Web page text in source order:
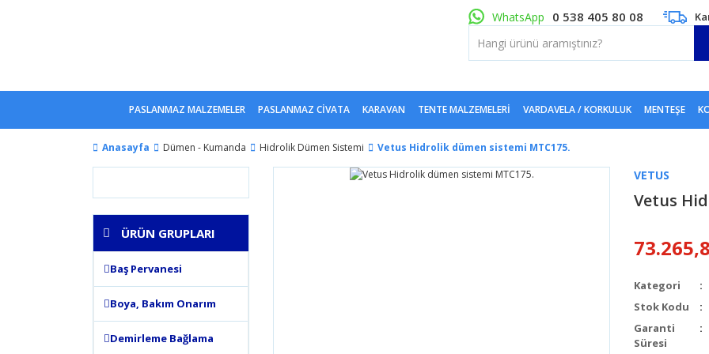
WhatsApp 0 538 405 80 08
PASLANMAZ MALZEMELER PASLANMAZ CİVATA KARAVAN TENTE MALZEMELERI VARDAVELA / KORKULUK MENTEŞE
Anasayfa Dümen - Kumanda Hidrolik Dümen Sistemi Vetus Hidrolik dümen sistemi MTC175.
ÜRÜN GRUPLARI
Baş Pervanesi
Boya, Bakım Onarım
Demirleme Bağlama
VETUS
Vetus
Kategori
Stok Kodu
Garanti
Süresi